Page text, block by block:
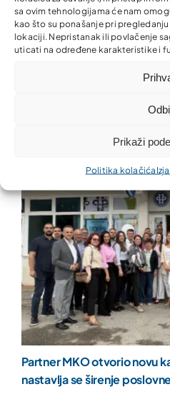
sa ovim tehnologijama će nam
kao što su ponašanje pri
lokaciji. Nepristanak ili povlačenje
uticati na određene karakteristike i
Prikaži
Politika kolačića
Nova kancelarija Partner
Partner MKO otvorio novu
nastavlja se širenje